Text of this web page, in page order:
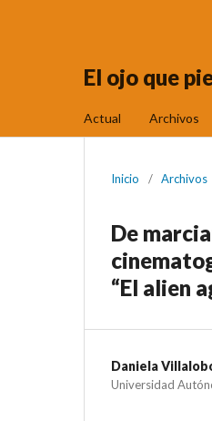
El ojo que
Actual Archivos
Inicio / Archivos
De
“El alien
Daniela
Universidad